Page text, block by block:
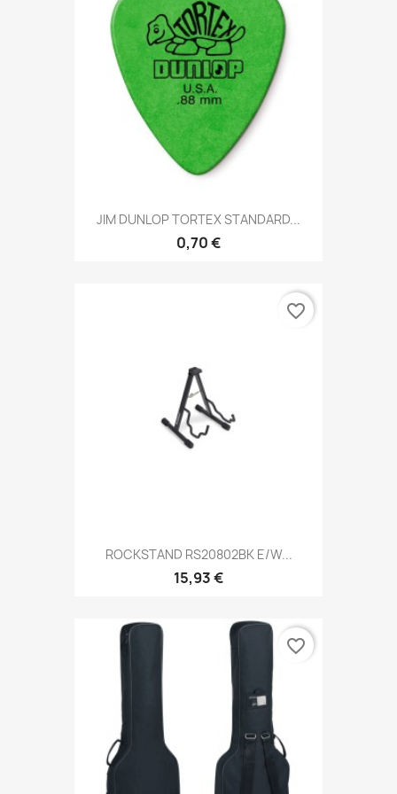
JIM DUNLOP TORTEX STANDARD...
0,70 €
ROCKSTAND RS20802BK E/W...
15,93 €
favorite_border
favorite_border